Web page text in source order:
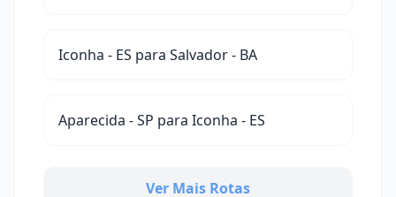
Iconha - ES para Salvador - BA
Aparecida - SP para Iconha - ES
Ver Mais Rotas